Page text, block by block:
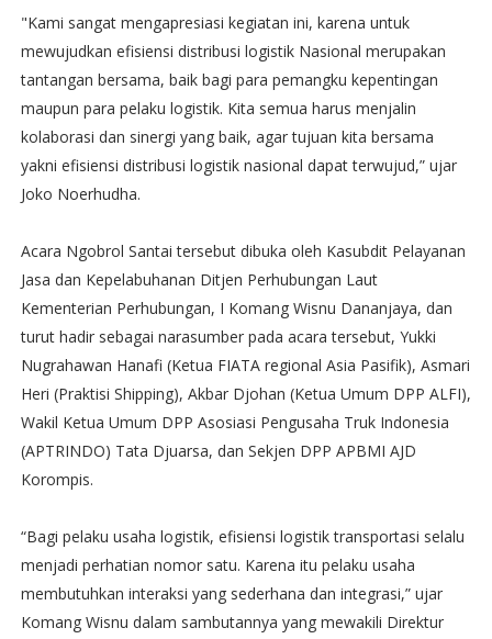
"Kami sangat mengapresiasi kegiatan ini, karena untuk
mewujudkan efisiensi distribusi logistik Nasional merupakan
tantangan bersama, baik bagi para pemangku kepentingan
maupun para pelaku logistik. Kita semua harus menjalin
kolaborasi dan sinergi yang baik, agar tujuan kita bersama
yakni efisiensi distribusi logistik nasional dapat terwujud,” ujar
Joko Noerhudha.
Acara Ngobrol Santai tersebut dibuka oleh Kasubdit Pelayanan
Jasa dan Kepelabuhanan Ditjen Perhubungan Laut
Kementerian Perhubungan, I Komang Wisnu Dananjaya, dan
turut hadir sebagai narasumber pada acara tersebut, Yukki
Nugrahawan Hanafi (Ketua FIATA regional Asia Pasifik), Asmari
Heri (Praktisi Shipping), Akbar Djohan (Ketua Umum DPP ALFI),
Wakil Ketua Umum DPP Asosiasi Pengusaha Truk Indonesia
(APTRINDO) Tata Djuarsa, dan Sekjen DPP APBMI AJD
Korompis.
“Bagi pelaku usaha logistik, efisiensi logistik transportasi selalu
menjadi perhatian nomor satu. Karena itu pelaku usaha
membutuhkan interaksi yang sederhana dan integrasi,” ujar
Komang Wisnu dalam sambutannya yang mewakili Direktur